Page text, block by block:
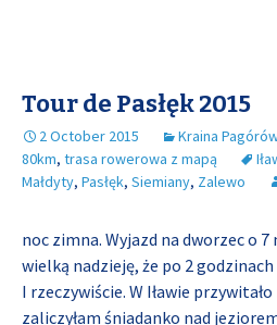
Tour de Pasłęk 2015
2 October 2015 Kraina Pagórów
80km, trasa rowerowa z mapą
Małdyty, Pasłęk, Siemiany, Zalewo
noc zimna. Wyjazd na dworzec o 7
wielką nadzieję, że po 2
I rzeczywiście. W Iławie
zaliczyłam śniadanko nad